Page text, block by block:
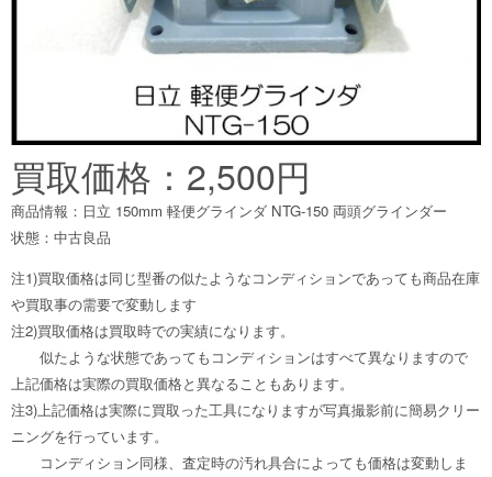
買取価格：2,500円
商品情報：日立 150mm 軽便グラインダ NTG-150 両頭グラインダー
状態：中古良品
注1)買取価格は同じ型番の似たようなコンディションであっても商品在庫
や買取事の需要で変動します
注2)買取価格は買取時での実績になります。
似たような状態であってもコンディションはすべて異なりますので
上記価格は実際の買取価格と異なることもあります。
注3)上記価格は実際に買取った工具になりますが写真撮影前に簡易クリー
ニングを行っています。
コンディション同様、査定時の汚れ具合によっても価格は変動しま